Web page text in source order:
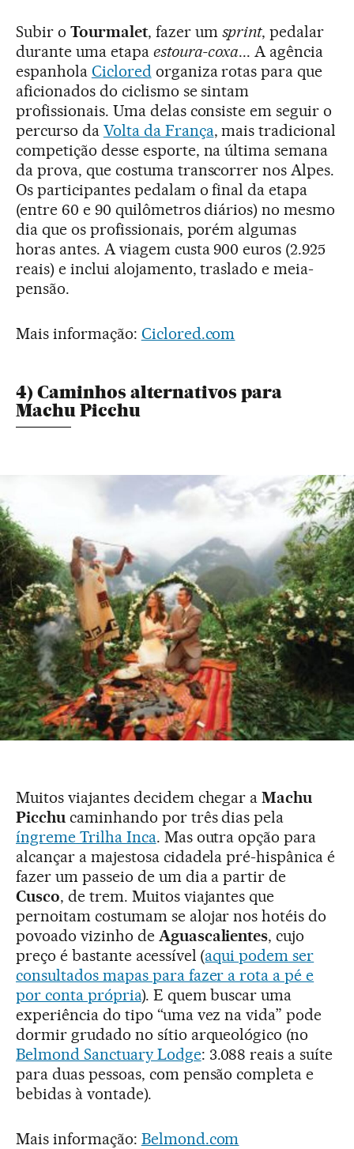
Subir o Tourmalet, fazer um sprint, pedalar
durante uma etapa estoura-coxa... A agência
espanhola Cicloredorganiza rotas para que
aficionados do ciclismo se sintam
profissionais. Uma delas consiste em seguir o
percurso da Volta da França, mais tradicional
competição desse esporte, na última semana
da prova, que costuma transcorrer nos Alpes.
Os participantes pedalam o final da etapa
(entre 60 e 90 quilômetros diários) no mesmo
dia que os profissionais, porém algumas
horas antes. A viagem custa 900 euros (2.925
reais) e inclui alojamento, traslado e meia-
pensão.
Mais informação: Ciclored.com
4) Caminhos alternativos para
Machu Picchu
Muitos viajantes decidem chegar aMachu
Picchucaminhando por três dias pela
íngreme Trilha Inca. Mas outra opção para
alcançar a majestosa cidadela pré-hispânica é
fazer um passeio de um dia a partir de
Cusco, de trem. Muitos viajantes que
pernoitam costumam se alojar nos hotéis do
povoado vizinho de Aguascalientes, cujo
preço é bastante acessível (aqui podem ser
consultados mapas para fazer a rota a pé e
por conta própria). E quem buscar uma
experiência do tipo “uma vez na vida” pode
dormir grudado no sítio arqueológico (no
Belmond Sanctuary Lodge: 3.088 reais a suíte
para duas pessoas, com pensão completa e
bebidas à vontade).
Mais informação: Belmond.com